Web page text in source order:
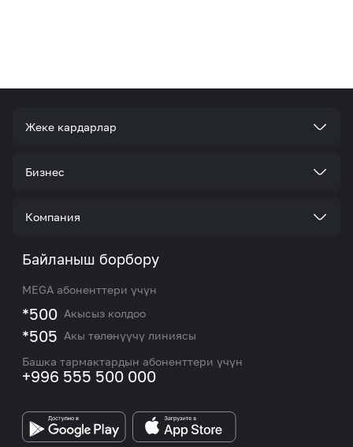
Жеке кардарлар
Тарифтер
Роуминг жана эл аралык чалуулар
eSIM
Номерди тандоо
Бизнес
Корпоративдик кардар болуңуз
M2M
Корпоративдик жана VIP кардарлар менен иштөө
боюнча бөлүмдүн кызматкерлеринин байланыш
маалыматтары.
Компания
Биз жөнүндө
Жаңылыктар
Тармакты камтуу картасы жана тейлөө борборлору
MEGAда иште
MEGA бренди
Байланыш борбору
MEGA абоненттери үчүн
*500 Акысыз колдоо
*505 Акы төлөнүүчү линиясы
Башка тармактардын абоненттери үчүн
+996 555 500 000